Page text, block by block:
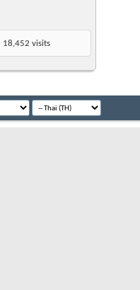
18,452 visits